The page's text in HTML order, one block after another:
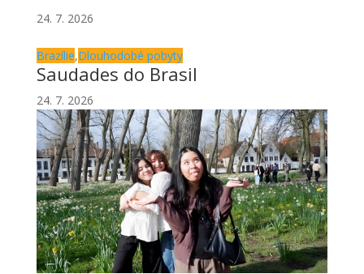
24. 7. 2026
Brazílie,Dlouhodobé pobyty
Saudades do Brasil
24. 7. 2026